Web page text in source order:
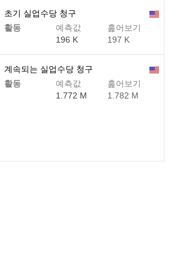
초기 실업수당 청구
활동
예측값
196 K
훑어보기
197 K
계속되는 실업수당 청구
활동
예측값
1.772 M
훑어보기
1.782 M